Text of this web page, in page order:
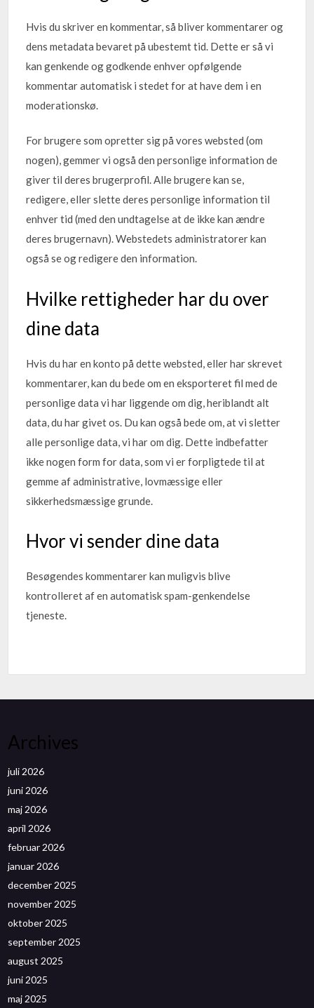
Hvis du skriver en kommentar, så bliver kommentarer og
dens metadata bevaret på ubestemt tid. Dette er så vi
kan genkende og godkende enhver opfølgende
kommentar automatisk i stedet for at have dem i en
moderationskø.
For brugere som opretter sig på vores websted (om
nogen), gemmer vi også den personlige information de
giver til deres brugerprofil. Alle brugere kan se,
redigere, eller slette deres personlige information til
enhver tid (med den undtagelse at de ikke kan ændre
deres brugernavn). Webstedets administratorer kan
også se og redigere den information.
Hvilke rettigheder har du over
dine data
Hvis du har en konto på dette websted, eller har skrevet
kommentarer, kan du bede om en eksporteret fil med de
personlige data vi har liggende om dig, heriblandt alt
data, du har givet os. Du kan også bede om, at vi sletter
alle personlige data, vi har om dig. Dette indbefatter
ikke nogen form for data, som vi er forpligtede til at
gemme af administrative, lovmæssige eller
sikkerhedsmæssige grunde.
Hvor vi sender dine data
Besøgendes kommentarer kan muligvis blive
kontrolleret af en automatisk spam-genkendelse
tjeneste.
Archives
juli 2026
juni 2026
maj 2026
april 2026
februar 2026
januar 2026
december 2025
november 2025
oktober 2025
september 2025
august 2025
juni 2025
maj 2025